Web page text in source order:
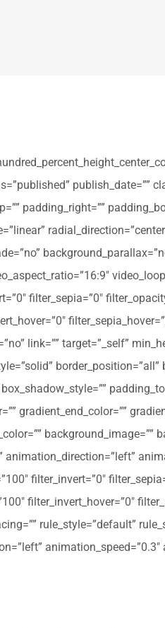
publish_date=””
padding_right=””
filter_sepia=”0″
link=”” target=”_self”
border_position=”all”
gradient_end_color=””
background_image=””
filter_invert=”0″
filter_invert_hover=”0″
rule_style=”default”
animation_speed=”0.3″